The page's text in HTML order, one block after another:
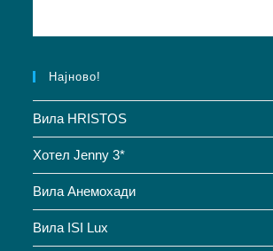
Најново!
Вила HRISTOS
Хотел Jenny 3*
Вила Анемохади
Вила ISI Lux